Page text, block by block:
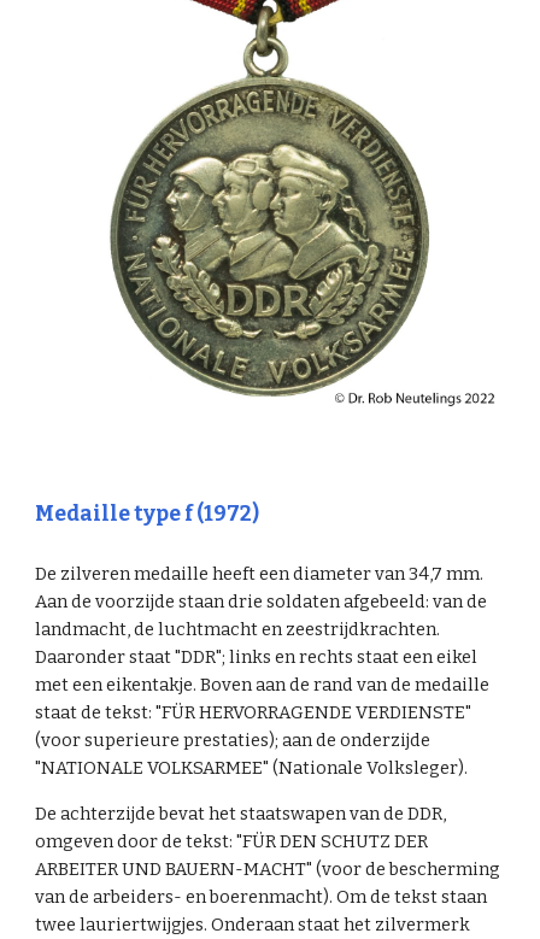
Medaille type f (1972)
De zilveren medaille heeft een diameter van 34,7 mm.
Aan de voorzijde staan drie soldaten afgebeeld: van de
landmacht, de luchtmacht en zeestrijdkrachten.
Daaronder staat "DDR"; links en rechts staat een eikel
met een eikentakje. Boven aan de rand van de medaille
staat de tekst: "FÜR HERVORRAGENDE VERDIENSTE"
(voor superieure prestaties); aan de onderzijde
"NATIONALE VOLKSARMEE" (Nationale Volksleger).
De achterzijde bevat het staatswapen van de DDR,
omgeven door de tekst: "FÜR DEN SCHUTZ DER
ARBEITERUND BAUERN-MACHT" (voor de bescherming
van de arbeiders- en boerenmacht). Om de tekst staan
twee lauriertwijgjes. Onderaan staat het zilvermerk